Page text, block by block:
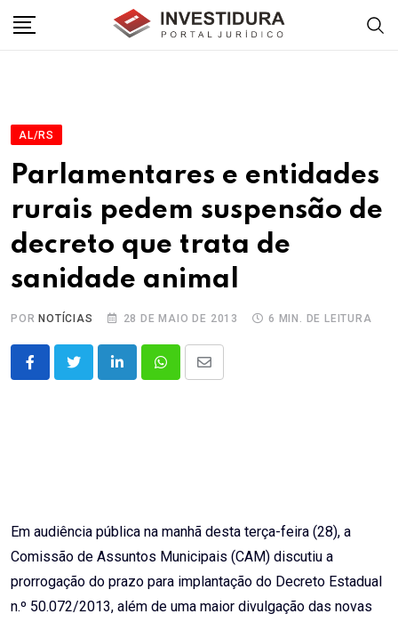
AL/RS
Parlamentares e entidades
rurais pedem suspensão de
decreto que trata de
sanidade animal
POR NOTÍCIAS 28 DE MAIO DE 2013 6 MIN. DE LEITURA
LinkedInWhatsappShare
Em audiência pública na manhã desta terça-feira (28), a
Comissão de Assuntos Municipais (CAM) discutiu a
prorrogação do prazo para implantação do Decreto Estadual
n.º 50.072/2013, além de uma maior divulgação das novas